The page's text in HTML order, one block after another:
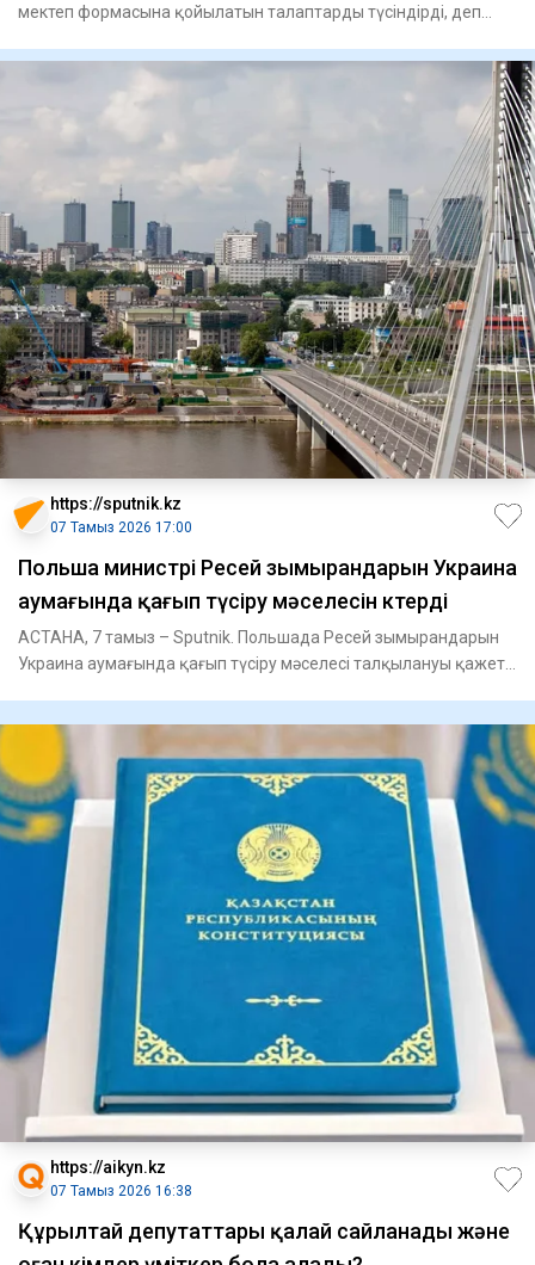
мектеп формасына қойылатын талаптарды түсіндірді, деп
https://sputnik.kz
07 Тамыз 2026 17:00
Польша министрі Ресей зымырандарын Украина
аумағында қағып түсіру мәселесін көтерді
АСТАНА, 7 тамыз – Sputnik. Польшада Ресей зымырандарын
Украина аумағында қағып түсіру мәселесі талқылануы қажет,
https://aikyn.kz
07 Тамыз 2026 16:38
Құрылтай депутаттары қалай сайланады және